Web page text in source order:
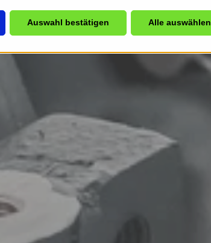
Auswahl bestätigen Alle auswählen